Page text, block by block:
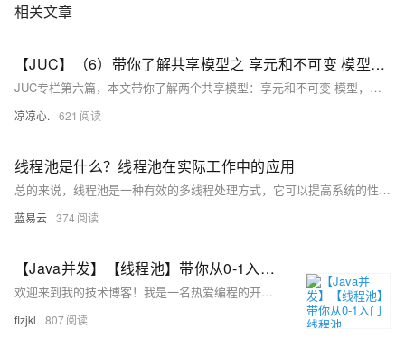
相关文章
【JUC】（6）带你了解共享模型之 享元和不可变 模型并初步带你了解并发工具 线程池Pool，文章内还有饥饿问题、设计模式之工作线程的解决于实现
JUC专栏第六篇，本文带你了解两个共享模型：享元和不可变 模型，并初步带你了解并发工具 线程池Pool，文章中还有解决饥饿问题、设计模式之工作线程的实现
凉凉心. 621
线程池是什么？线程池在实际工作中的应用
总的来说，线程池是一种有效的多线程处理方式，它可以提高系统的性能和稳定性。在实际工作中，我们需要根据任务的特性和系统的硬件能力来合理设置线程池的大小，以达到最佳的效果。
蓝易云 374
【Java并发】【线程池】带你从0-1入门线程池
欢迎来到我的技术博客！我是一名热爱编程的开发者，梦想是编写高端CRUD应用。2025年我正在沉淀中，博客更新速度加快，期待与你一起成长。 线程池是一种复用线程资源的机制，通过预先创建一定数量的线程并管理其生命周期，避免频繁创建/销毁线程带来的性能开销。它解决了线程创建成本高、资源耗尽风险、响应速度慢和任务执行缺乏管理等问题。
flzjkl 807